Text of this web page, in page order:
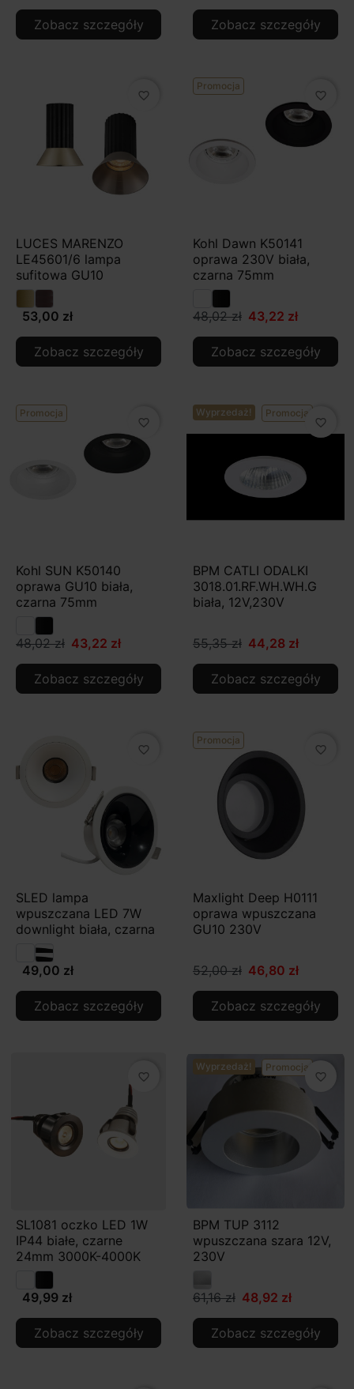
Zobacz szczegóły Zobacz szczegóły
favorite_border
LUCES MARENZO
LE45601/6 lampa
sufitowa GU10
53,00 zł
Zobacz szczegóły
Promocja
favorite_border
Kohl Dawn K50141
oprawa 230V biała,
czarna 75mm
48,02 zł 43,22 zł
Zobacz szczegóły
Promocja
favorite_border
Kohl SUN K50140
oprawa GU10 biała,
czarna 75mm
48,02 zł 43,22 zł
Zobacz szczegóły
Wyprzedaż! Promocja
favorite_border
BPM CATLI ODALKI
3018.01.RF.WH.WH.G
biała, 12V,230V
55,35 zł 44,28 zł
Zobacz szczegóły
favorite_border
SLED lampa
wpuszczana LED 7W
downlight biała, czarna
49,00 zł
Zobacz szczegóły
Promocja
favorite_border
Maxlight Deep H0111
oprawa wpuszczana
GU10 230V
52,00 zł 46,80 zł
Zobacz szczegóły
favorite_border
SL1081 oczko LED 1W
IP44 białe, czarne
24mm 3000K-4000K
49,99 zł
Zobacz szczegóły
Wyprzedaż! Promocja
favorite_border
BPM TUP 3112
wpuszczana szara 12V,
230V
61,16 zł 48,92 zł
Zobacz szczegóły